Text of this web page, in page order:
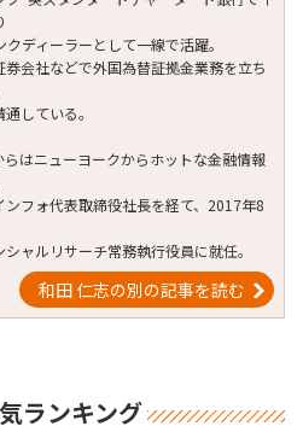
ディーラーとして一線で活躍。
券会社などで外国為替証拠金業務を立ち
している。
はニューヨークからホットな金融情報
ンフォ代表取締役社長を経て、2017年8
ャルリサーチ常務執行役員に就任。
和田 仁志の別の記事を読む
ランキング